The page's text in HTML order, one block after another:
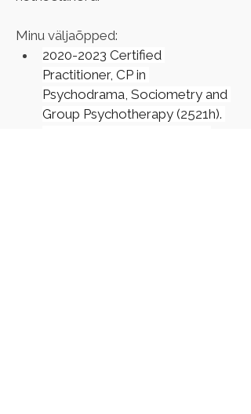
Minu väljaõpped:
2020-2023 Certified
Practitioner, CP in
Psychodrama, Sociometry and
Group Psychotherapy (2521h).